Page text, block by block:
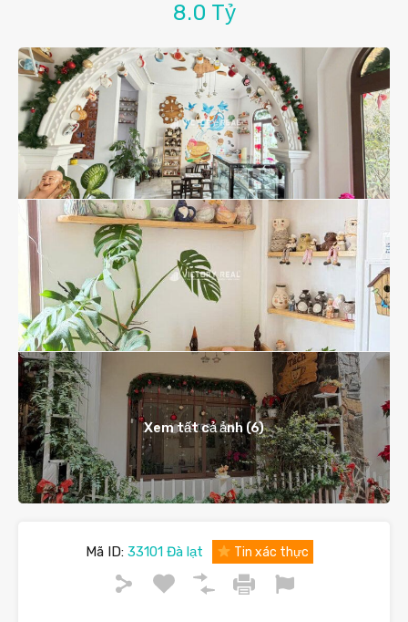
8.0 Tỷ
Xem tất cả ảnh (6)
Mã ID: 33101 Đà lạt Tin xác thực